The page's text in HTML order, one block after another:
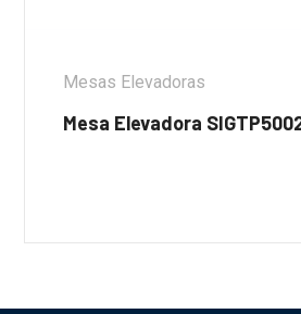
Mesas Elevadoras
Mesa Elevadora